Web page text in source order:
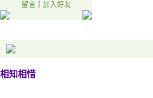
留言｜ 加入好友
相知相惜